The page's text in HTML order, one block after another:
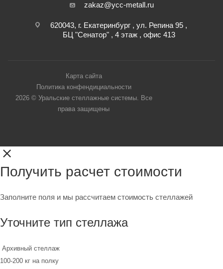
zakaz@ycc-metall.ru
620043, г. Екатеринбург , ул. Репина 95 ,
БЦ "Сенатор" , 4 этаж , офис 413
Карта сайта
Политика конфендициальности
2026 © Уральские стеллажные системы. Все
права защищены
Получить расчет стоимости
Заполните поля и мы рассчитаем стоимость стеллажей
Уточните тип стеллажа
Архивный стеллаж
100-200 кг на полку